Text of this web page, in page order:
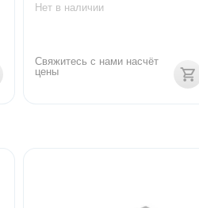
Нет в наличии
Свяжитесь с нами насчёт
цены